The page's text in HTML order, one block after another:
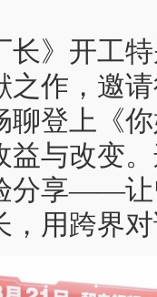
》开工特
之作，邀
聊登上《
益与改变
分享——让
，用跨界